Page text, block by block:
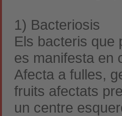
1) Bacteriosis
Els bacteris que
es manifesta en
Afecta a fulles,
fruits afectats
un centre